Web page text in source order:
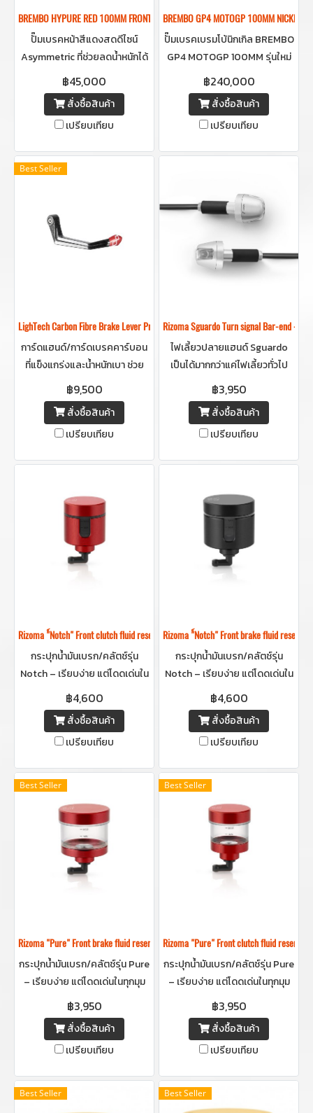
BREMBO HYPURE RED 100MM FRONT BRAKE CALIPER ปั๊มเบรคเบรมโบ้สีแดง
ปั๊มเบรคหน้าสีแดงสดดีไซน์
Asymmetric ที่ช่วยลดน้ำหนักได้
10%ทำให้เป็น Caliper ที่เบาที่สุด
ในคลาสเดียวกัน ผลิตจาก
อะลูมิเนียมหล่อชิ้นเดียว ให้ความ
แข็งแกร่งสูงและน้ำหนักเบา
฿45,000
สั่งซื้อสินค้า
เปรียบเทียบ
BREMBO GP4 MOTOGP 100MM
ปั๊มเบรคเบรมโบ้นิกเกิล BREMBO
GP4 MOTOGP 100MM รุ่นใหม่
ล่าสุดมาพร้อมครีบ ขนาด 4 สูบ
30 มม. เป็นปั๊มเบรคตัวท๊อปใน
ตระกูล GP4 ได้รับแรงบันดาลใจ
จากคาลิเปอร์โมโนบล็อกที่พัฒนา
฿240,000
สั่งซื้อสินค้า
เปรียบเทียบ
Best Seller
LighTech Carbon Fibre Brake Lever Protection (Proguard/ Brake guard) -การ์ด
การ์ดแฮนด์/การ์ดเบรคคาร์บอน
ที่แข็งแกร่งและน้ำหนักเบา ช่วย
ป้องกันการเบรคกระทันหันจาก
การเกี่ยวหรือชนขณะขับขี่
฿9,500
สั่งซื้อสินค้า
เปรียบเทียบ
Rizoma Sguardo Turn signal Bar-
ไฟเลี้ยวปลายแฮนด์ Sguardo
เป็นได้มากกว่าแค่ไฟเลี้ยวทั่วไป
ด้วยฟังก์ชัน ไฟเลี้ยวปลายแฮนด์
ในตัว ที่ผสานดีไซน์เข้าด้วยกัน
อย่างลงตัวพร้อมเทคโนโลยีไฟ
SMD LED รุ่นล่าสุด ที่ให้ความ
฿3,950
สั่งซื้อสินค้า
เปรียบเทียบ
Rizoma "์Notch" Front clutch fluid reservoir -กระปุกน้ำมันเบรก / คลัชริโซม่า
กระปุกน้ำมันเบรก/คลัตช์รุ่น
Notch – เรียบง่าย แต่โดดเด่นใน
ทุกมุมมอง ดีไซน์มินิมอลแต่ดูแพง
ด้วยการออกแบบที่ใส่ใจทุกราย
ละเอียด
฿4,600
สั่งซื้อสินค้า
เปรียบเทียบ
Rizoma "์Notch" Front brake fluid
กระปุกน้ำมันเบรก/คลัตช์รุ่น
Notch – เรียบง่าย แต่โดดเด่นใน
ทุกมุมมอง ดีไซน์มินิมอลแต่ดูแพง
ด้วยการออกแบบที่ใส่ใจทุกราย
ละเอียด
฿4,600
สั่งซื้อสินค้า
เปรียบเทียบ
Best Seller
Rizoma "Pure" Front brake fluid reservoir -กระปุกน้ำมันเบรกริโซม่า (ใบใหญ่)
กระปุกน้ำมันเบรก/คลัตช์รุ่น Pure
– เรียบง่าย แต่โดดเด่นในทุกมุม
มอง ดีไซน์มินิมอลแต่ดูแพงมอง
เห็นน้ำมันข้างในด้วยการออกแบบ
ที่ใส่ใจทุกรายละเอียด
฿3,950
สั่งซื้อสินค้า
เปรียบเทียบ
Best Seller
Rizoma "Pure" Front clutch fluid
กระปุกน้ำมันเบรก/คลัตช์รุ่น Pure
– เรียบง่าย แต่โดดเด่นในทุกมุม
มอง ดีไซน์มินิมอลแต่ดูแพงมอง
เห็นน้ำมันข้างในด้วยการออกแบบ
ที่ใส่ใจทุกรายละเอียด
฿3,950
สั่งซื้อสินค้า
เปรียบเทียบ
Best Seller Best Seller